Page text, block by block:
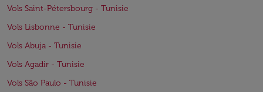
Vols Saint-Pétersbourg - Tunisie
Vols Lisbonne - Tunisie
Vols Abuja - Tunisie
Vols Agadir - Tunisie
Vols São Paulo - Tunisie